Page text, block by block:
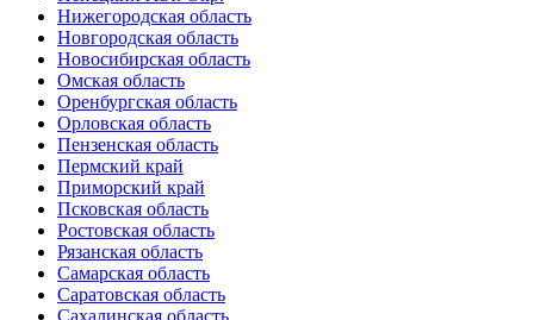
Нижегородская область
Новгородская область
Новосибирская область
Омская область
Оренбургская область
Орловская область
Пензенская область
Пермский край
Приморский край
Псковская область
Ростовская область
Рязанская область
Самарская область
Саратовская область